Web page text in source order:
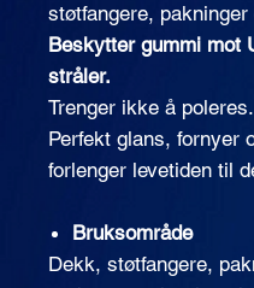
støtfangere, pakninger
Beskytter gummi mot
stråler.
Trenger ikke å poleres.
Perfekt glans, fornyer
forlenger levetiden til
Bruksområde
Dekk, støtfangere,